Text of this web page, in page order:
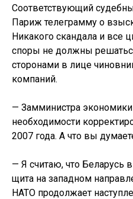
Соответствующий
Париж телеграмму о
Никакого скандала и все
споры не должны
сторонами в лице
компаний.
— Замминистра
необходимости
2007 года. А что вы
— Я считаю, что Беларусь
щита на западном
НАТО продолжает